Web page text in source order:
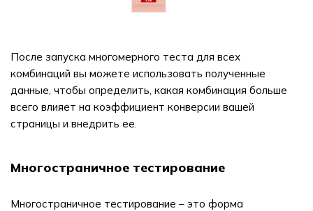
После запуска многомерного теста для всех
комбинаций вы можете использовать полученные
данные, чтобы определить, какая комбинация больше
всего влияет на коэффициент конверсии вашей
страницы и внедрить ее.
Многостраничное тестирование
Многостраничное тестирование – это форма